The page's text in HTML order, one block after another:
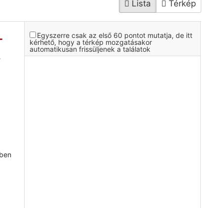
Lista Térkép
Egyszerre csak az első 60 pontot mutatja, de itt
kérhető, hogy a térkép mozgatásakor
automatikusan frissüljenek a találatok